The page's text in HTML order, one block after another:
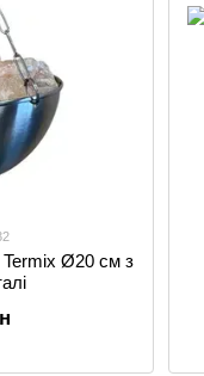
Termix Ø20 см з